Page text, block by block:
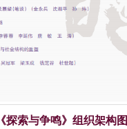
《探索与争鸣》组织架构图